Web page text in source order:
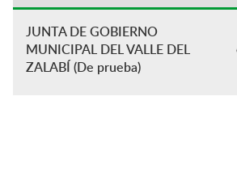
JUNTA DE GOBIERNO
MUNICIPAL DEL VALLE DEL
ZALABÍ (De prueba)